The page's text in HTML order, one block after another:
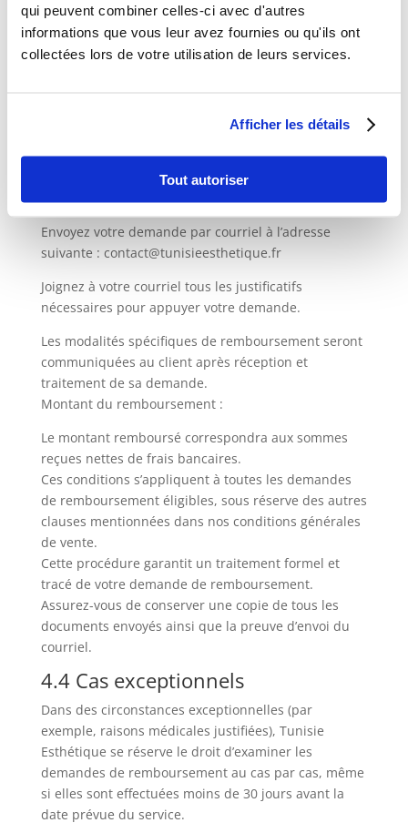
qui peuvent combiner celles-ci avec d'autres
informations que vous leur avez fournies ou qu'ils ont
collectées lors de votre utilisation de leurs services.
Afficher les détails
Tout autoriser
Les montants versés ne sont pas remboursables si
une demande d’annulation est effectuée moins de 30
jours avant la date prévue du service.
Toute demande de remboursement effectuée 30
jours ou plus avant la date prévue du service sera
traitée conformément à nos procédures. Pour
effectuer une demande de remboursement, veuillez
suivre la procédure suivante :
Envoyez votre demande par courriel à l’adresse
suivante : contact@tunisieesthetique.fr
Joignez à votre courriel tous les justificatifs
nécessaires pour appuyer votre demande.
Les modalités spécifiques de remboursement seront
communiquées au client après réception et
traitement de sa demande.
Montant du remboursement :
Le montant remboursé correspondra aux sommes
reçues nettes de frais bancaires.
Ces conditions s’appliquent à toutes les demandes
de remboursement éligibles, sous réserve des autres
clauses mentionnées dans nos conditions générales
de vente.
Cette procédure garantit un traitement formel et
tracé de votre demande de remboursement.
Assurez-vous de conserver une copie de tous les
documents envoyés ainsi que la preuve d’envoi du
courriel.
4.4 Cas exceptionnels
Dans des circonstances exceptionnelles (par
exemple, raisons médicales justifiées), Tunisie
Esthétique se réserve le droit d’examiner les
demandes de remboursement au cas par cas, même
si elles sont effectuées moins de 30 jours avant la
date prévue du service.